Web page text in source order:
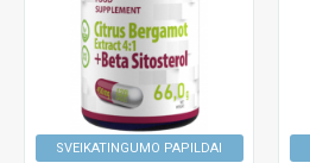
SVEIKATINGUMO PAPILDAI